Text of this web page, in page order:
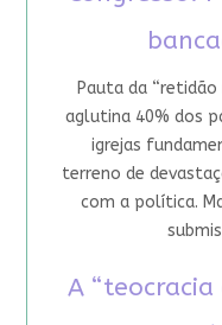
Pauta da
aglutina 40% dos
igrejas
terreno de
com a política.
A “teocracia